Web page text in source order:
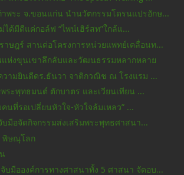
พระ จ.ขอนแก่น นำนวัตกรรมโดรนแปรอักษ...
ด้มีดีแค่กอล์ฟ “ไพน์เฮิร์สท”ใกล้แ...
าษฎร์ สานต่อโครงการหน่วยแพทย์เคลื่อนท...
ห่งขุนเขาลึกลับและวัฒนธรรมหลากหลาย
วามยินดีดร.ธันวา จาติกวณิช ณ โรงแรม ...
ระพุทธมนต์ ตักบาตร และเวียนเทียน ...
นที่รอเปลี่ยนหัวใจ-หัวใจล้มเหลว” ...
มือจัดกิจกรรมส่งเสริมพระพุทธศาสนา...
พิษณุโลก
บมือองค์การทางศาสนาทั้ง 5 ศาสนา จัดอบ...